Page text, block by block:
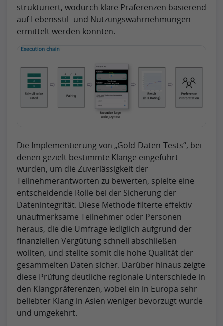
strukturiert, wodurch klare Präferenzen basierend
auf Lebensstil- und Nutzungswahrnehmungen
ermittelt werden konnten.
Die Implementierung von „Gold-Daten-Tests“, bei
denen gezielt bestimmte Klänge eingeführt
wurden, um die Zuverlässigkeit der
Teilnehmerantworten zu bewerten, spielte eine
entscheidende Rolle bei der Sicherung der
Datenintegrität. Diese Methode filterte effektiv
unaufmerksame Teilnehmer oder Personen
heraus, die die Umfrage lediglich aufgrund der
finanziellen Vergütung schnell abschließen
wollten, und stellte somit die hohe Qualität der
gesammelten Daten sicher. Darüber hinaus zeigte
diese Prüfung deutliche regionale Unterschiede in
den Klangpräferenzen, wobei ein in Europa sehr
beliebter Klang in Asien weniger bevorzugt wurde
und umgekehrt.